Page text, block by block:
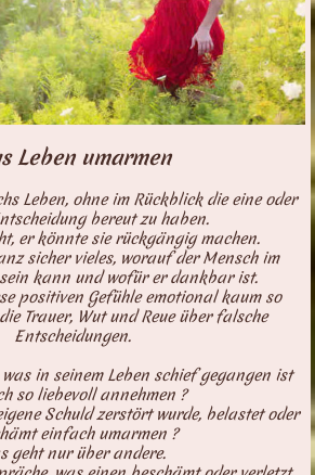
Leben umarmen
Leben, ohne im Rückblick die eine oder
bereut zu haben.
er könnte sie rückgängig machen.
sicher vieles, worauf der Mensch im
kann und wofür er dankbar ist.
positiven Gefühle emotional kaum so
Trauer, Wut und Reue über falsche
Entscheidungen.
in seinem Leben schief gegangen ist
so liebevoll annehmen ?
Schuld zerstört wurde, belastet oder
einfach umarmen ?
geht nur über andere.